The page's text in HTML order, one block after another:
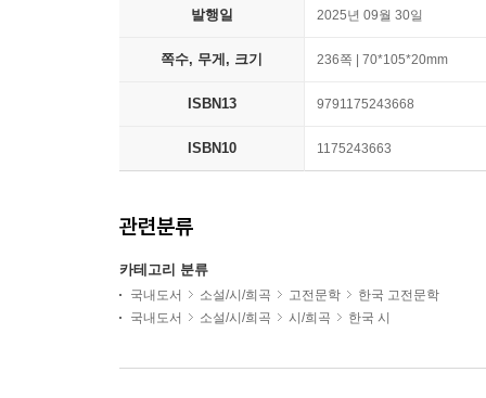
발행일 2025년 09월 30일
쪽수, 무게, 크기 236쪽 | 70*105*20mm
ISBN13 9791175243668
ISBN10 1175243663
관련분류
카테고리 분류
국내도서 소설/시/희곡 고전문학
한국 고전문학
국내도서
소설/시/희곡 시/희곡 한국 시